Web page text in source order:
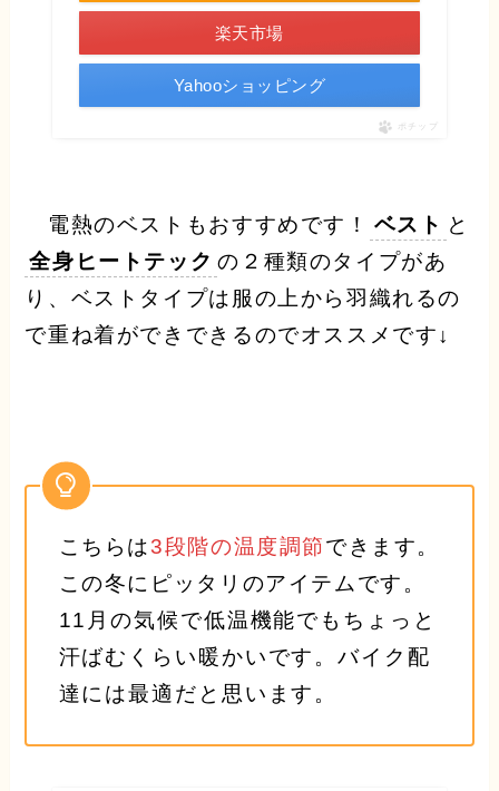
楽天市場
Yahooショッピング
ポチップ
電熱のベストもおすすめです！ ベスト と
全身ヒートテック の２種類のタイプがあ
り、ベストタイプは服の上から羽織れるの
で重ね着ができできるのでオススメです↓
こちらは3段階の温度調節できます。
この冬にピッタリのアイテムです。
11月の気候で低温機能でもちょっと
汗ばむくらい暖かいです。バイク配
達には最適だと思います。